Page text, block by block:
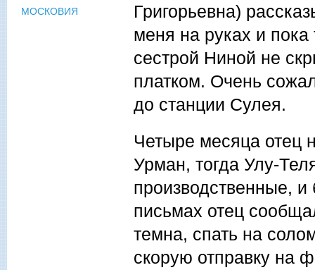
Григорьевна)
меня на руках и
сестрой Ниной не
платком. Очень
до станции Сулея.
Четыре месяца отец
Урман, тогда Улу-
производственные,
письмах отец
темна, спать на
скорую отправку на
МОСКОВИЯ